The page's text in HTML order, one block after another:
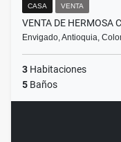
CASA VENTA
VENTA DE HERMOSA
Envigado, Antioquia,
3 Habitaciones
5 Baños